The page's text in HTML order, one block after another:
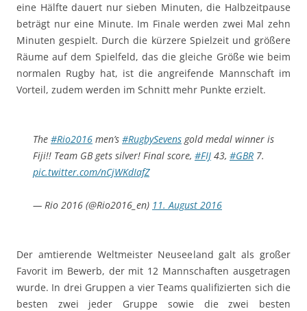
eine Hälfte dauert nur sieben Minuten, die Halbzeitpause
beträgt nur eine Minute. Im Finale werden zwei Mal zehn
Minuten gespielt. Durch die kürzere Spielzeit und größere
Räume auf dem Spielfeld, das die gleiche Größe wie beim
normalen Rugby hat, ist die angreifende Mannschaft im
Vorteil, zudem werden im Schnitt mehr Punkte erzielt.
The #Rio2016 men’s #RugbySevens gold medal winner is
Fiji!! Team GB gets silver! Final score, #FIJ 43, #GBR 7.
pic.twitter.com/nCjWKdIafZ
— Rio 2016 (@Rio2016_en) 11. August 2016
Der amtierende Weltmeister Neuseeland galt als großer
Favorit im Bewerb, der mit 12 Mannschaften ausgetragen
wurde. In drei Gruppen a vier Teams qualifizierten sich die
besten zwei jeder Gruppe sowie die zwei besten